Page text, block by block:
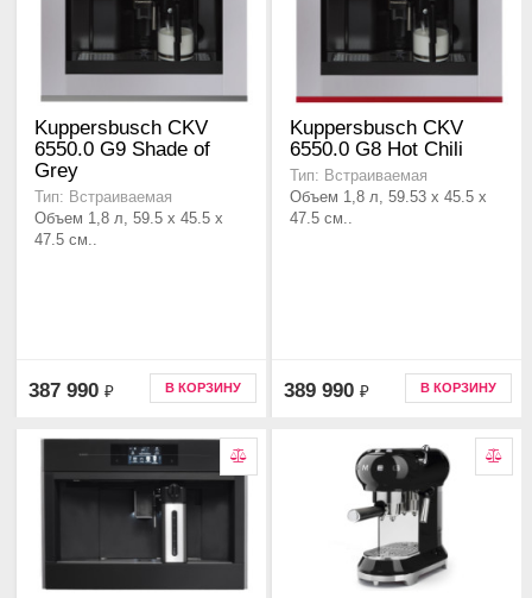
Kuppersbusch CKV
6550.0 G9 Shade of
Grey
Тип: Встраиваемая
Объем 1,8 л, 59.5 x 45.5 x
47.5 см..
387 990 ₽ В КОРЗИНУ
Kuppersbusch CKV
6550.0 G8 Hot Chili
Тип: Встраиваемая
Объем 1,8 л, 59.53 x 45.5 x
47.5 см..
389 990 ₽ В КОРЗИНУ